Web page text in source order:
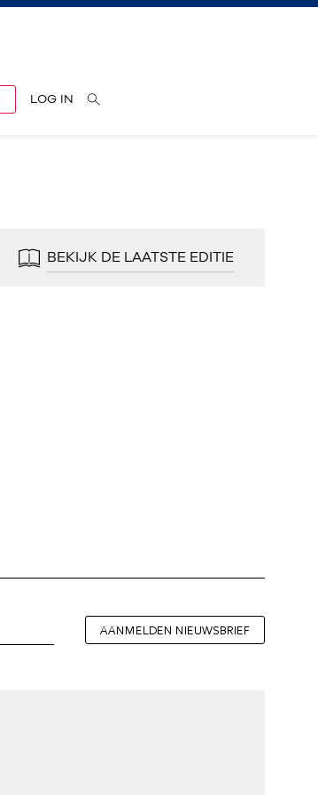
LOG IN
BEKIJK DE LAATSTE EDITIE
AANMELDEN NIEUWSBRIEF